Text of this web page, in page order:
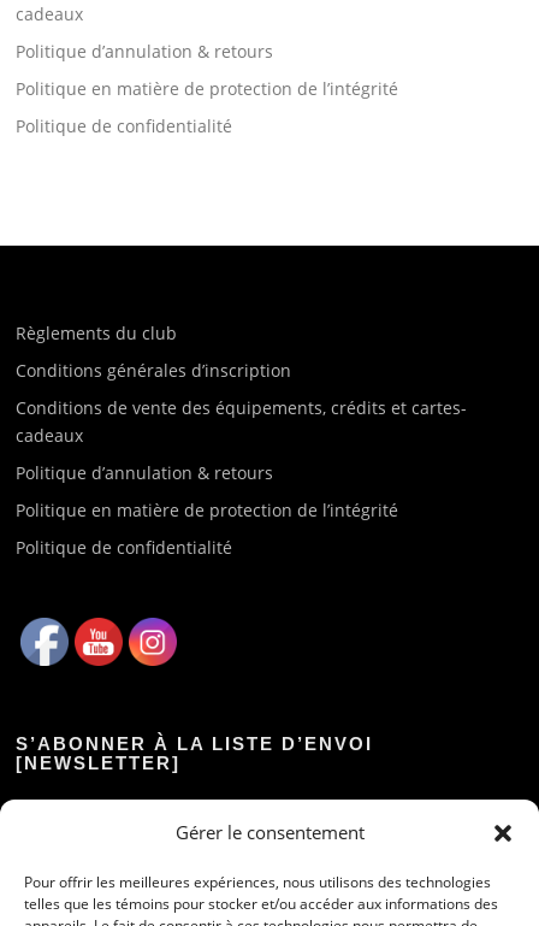
Gérer le consentement
Pour offrir les meilleures expériences, nous utilisons des technologies
telles que les témoins pour stocker et/ou accéder aux informations des
cadeaux
Politique d’annulation & retours
Politique en matière de protection de l’intégrité
Politique de confidentialité
Règlements du club
Conditions générales d’inscription
Conditions de vente des équipements, crédits et cartes-
cadeaux
Politique d’annulation & retours
Politique en matière de protection de l’intégrité
Politique de confidentialité
S’ABONNER À LA LISTE D’ENVOI
[NEWSLETTER]
Nom :